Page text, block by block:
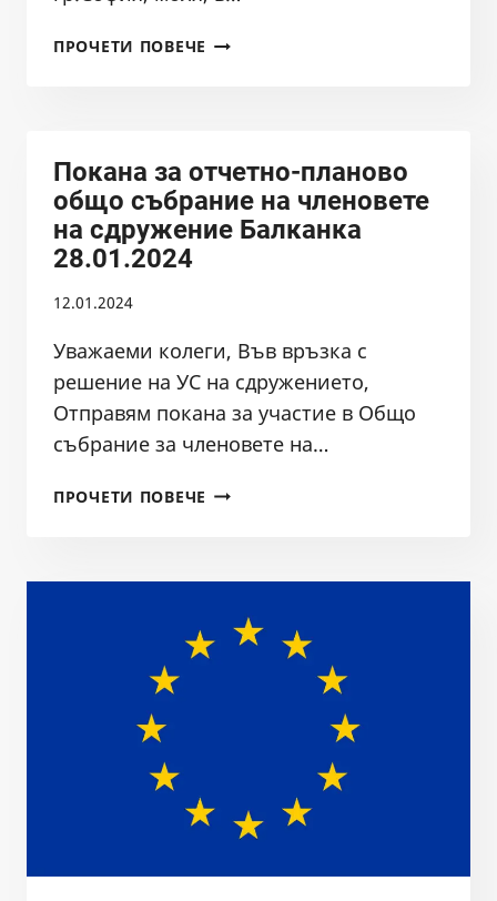
ПРОЧЕТИ ПОВЕЧЕ ВЪЗРАЖЕНИЕ
ЗИД
НА
ЗУТ,
ПРЕДЛОЖЕН
Покана за отчетно-планово
общо събрание на членовете
на сдружение Балканка
28.01.2024
12.01.2024
Уважаеми колеги, Във връзка с
решение на УС на сдружението,
Отправям покана за участие в Общо
събрание за членовете на…
ПРОЧЕТИ ПОВЕЧЕ ПОКАНА
СЪБРАНИЕ
НА